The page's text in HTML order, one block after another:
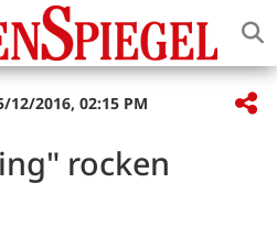
12/2016, 02:15 PM
rocken